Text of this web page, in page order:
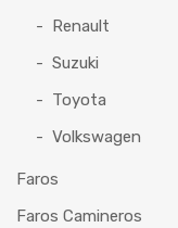
Renault
Suzuki
Toyota
Volkswagen
Faros
Faros Camineros